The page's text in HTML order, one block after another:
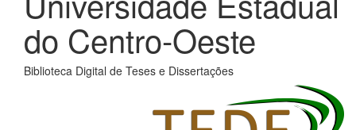
do Centro-Oeste
Biblioteca Digital de Teses e Dissertações